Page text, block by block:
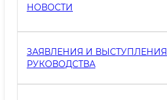
НОВОСТИ
ЗАЯВЛЕНИЯ И ВЫСТУПЛЕНИЯ
РУКОВОДСТВА